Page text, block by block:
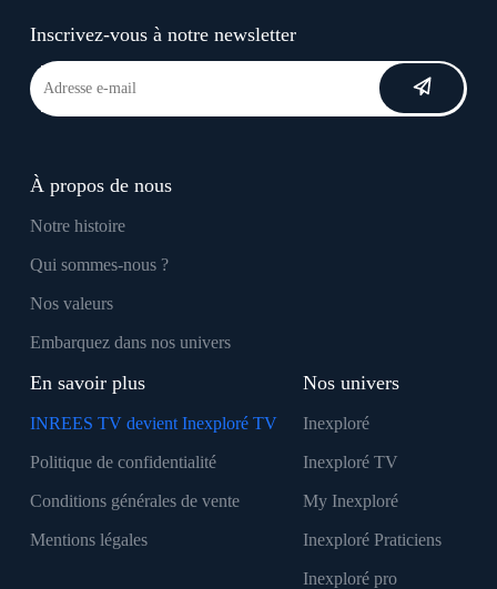
Inscrivez-vous à notre newsletter
À propos de nous
Notre histoire
Qui sommes-nous ?
Nos valeurs
Embarquez dans nos univers
En savoir plus
INREES TV devient Inexploré TV
Politique de confidentialité
Conditions générales de vente
Mentions légales
Nos univers
Inexploré
Inexploré TV
My Inexploré
Inexploré Praticiens
Inexploré pro